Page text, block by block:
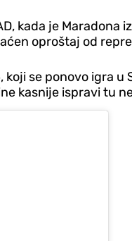
kada je
oproštaj od
se ponovo igra
kasnije ispravi tu